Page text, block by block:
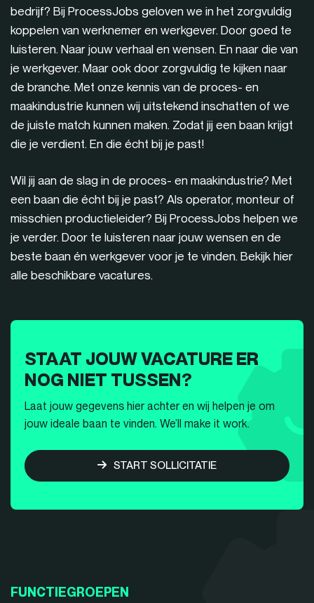
bedrijf? Bij ProcessJobs geloven we in het zorgvuldig
koppelen van werknemer en werkgever. Door goed te
luisteren. Naar jouw verhaal en wensen. En naar die van
je werkgever. Maar ook door zorgvuldig te kijken naar
de branche. Met onze kennis van de proces- en
maakindustrie kunnen wij uitstekend inschatten of we
de juiste match kunnen maken. Zodat jij een baan krijgt
die je verdient. En die écht bij je past!
Wil jij aan de slag in de proces- en maakindustrie? Met
een baan die écht bij je past? Als operator, monteur of
misschien productieleider? Bij ProcessJobs helpen we
je verder. Door te luisteren naar jouw wensen en de
beste baan én werkgever voor je te vinden. Bekijk hier
alle beschikbare vacatures.
STAAT JOUW VACATURE ER
NOG NIET TUSSEN?
Laat jouw gegevens hier achter en wij helpen je om
jouw ideale baan te vinden. We’ll make it work.
START SOLLICITATIE
FUNCTIEGROEPEN